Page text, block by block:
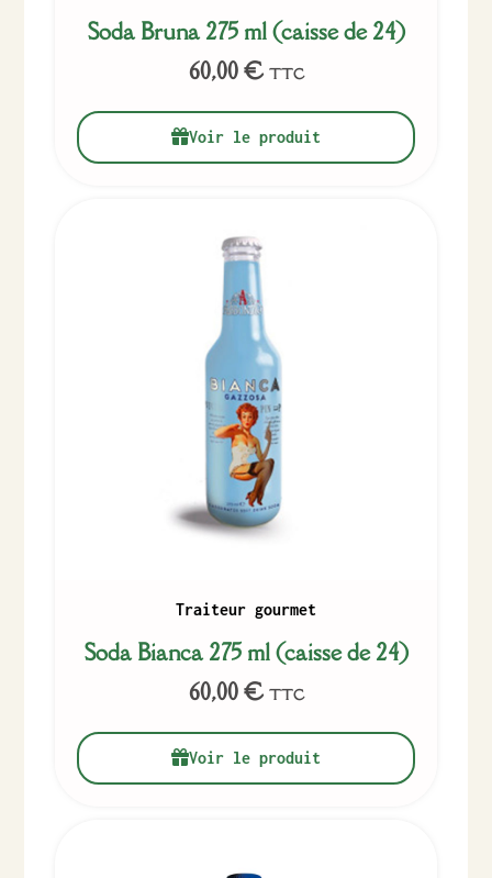
Soda Bruna 275 ml (caisse de 24)
60,00€ TTC
Voir le produit
Traiteur gourmet
Soda Bianca 275 ml (caisse de 24)
60,00€ TTC
Voir le produit